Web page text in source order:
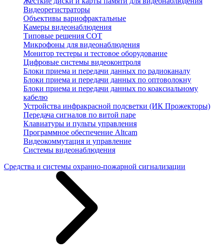
Видеорегистраторы
Объективы вариофрактальные
Камеры видеонаблюдения
Типовые решения СОТ
Микрофоны для видеонаблюдения
Монитор тестеры и тестовое оборудование
Цифровые системы видеоконтроля
Блоки приема и передачи данных по радиоканалу
Блоки приема и передачи данных по оптоволокну
Блоки приема и передачи данных по коаксиальному
кабелю
Устройства инфракрасной подсветки (ИК Прожекторы)
Передача сигналов по витой паре
Клавиатуры и пульты управления
Программное обеспечение Altcam
Видеокоммутация и управление
Системы видеонаблюдения
Средства и системы охранно-пожарной сигнализации